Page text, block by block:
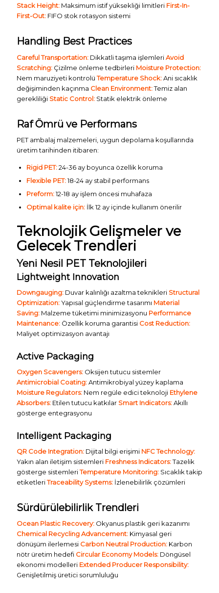
Stack Height:Maksimum istif yüksekliği limitleri First-In-
First-Out:FIFO stok rotasyon sistemi
Handling Best Practices
Careful Transportation:Dikkatli taşıma işlemleriAvoid
Scratching:Çizilme önleme tedbirleri Moisture Protection:
Nem maruziyeti kontrolüTemperature Shock:Ani sıcaklık
değişiminden kaçınma Clean Environment:Temiz alan
gerekliliği Static Control:Statik elektrik önleme
Raf Ömrü ve Performans
PET ambalaj malzemeleri, uygun depolama koşullarında
üretim tarihinden itibaren:
Rigid PET:24-36 ay boyunca özellik koruma
Flexible PET:18-24 ay stabil performans
Preform:12-18 ay işlem öncesi muhafaza
Optimal kalite için:İlk 12 ay içinde kullanım önerilir
Teknolojik Gelişmeler ve
Gelecek Trendleri
Yeni Nesil PET Teknolojileri
Lightweight Innovation
Downgauging:Duvar kalınlığı azaltma teknikleri Structural
Optimization:Yapısal güçlendirme tasarımı Material
Saving:Malzeme tüketimi minimizasyonu Performance
Maintenance:Özellik koruma garantisi Cost Reduction:
Maliyet optimizasyon avantajı
Active Packaging
Oxygen Scavengers:Oksijen tutucu sistemler
Antimicrobial Coating:Antimikrobiyal yüzey kaplama
Moisture Regulators:Nem regüle edici teknoloji Ethylene
Absorbers:Etilen tutucu katkılar Smart Indicators:Akıllı
gösterge entegrasyonu
Intelligent Packaging
QR Code Integration:Dijital bilgi erişimi NFC Technology:
Yakın alan iletişim sistemleri Freshness Indicators:Tazelik
gösterge sistemleriTemperature Monitoring:Sıcaklık takip
etiketleriTraceability Systems:İzlenebilirlik çözümleri
Sürdürülebilirlik Trendleri
Ocean Plastic Recovery:Okyanus plastik geri kazanımı
Chemical Recycling Advancement:Kimyasal geri
dönüşüm ilerlemesi Carbon Neutral Production:Karbon
nötr üretim hedefi Circular Economy Models:Döngüsel
ekonomi modelleri Extended Producer Responsibility:
Genişletilmiş üretici sorumluluğu